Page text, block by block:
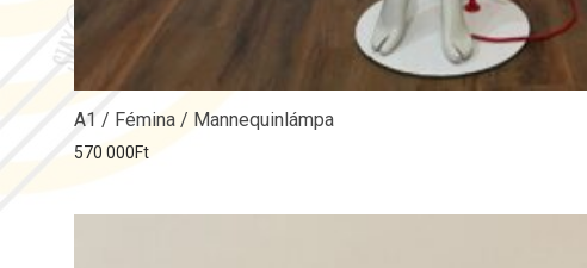
A1 / Fémina / Mannequinlámpa
570 000Ft